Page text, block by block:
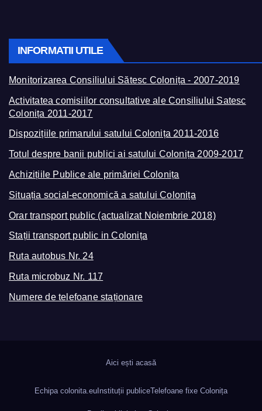
INFORMATII UTILE
Monitorizarea Consiliului Sătesc Colonița - 2007-2019
Activitatea comisiilor consultative ale Consiliului Satesc
Colonița 2011-2017
Dispozițiile primarului satului Colonița 2011-2016
Totul despre banii publici ai satului Colonița 2009-2017
Achizițiile Publice ale primăriei Colonița
Situația social-economică a satului Colonița
Orar transport public (actualizat Noiembrie 2018)
Stații transport public in Colonița
Ruta autobus Nr. 24
Ruta microbuz Nr. 117
Numere de telefoane staționare
Aici ești acasă
Echipa colonita.eu Instituții publiceTelefoane fixe Colonița